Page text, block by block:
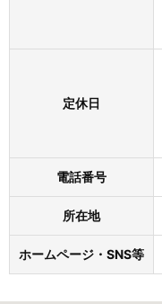
定休日
電話番号
所在地
ホームページ・SNS等